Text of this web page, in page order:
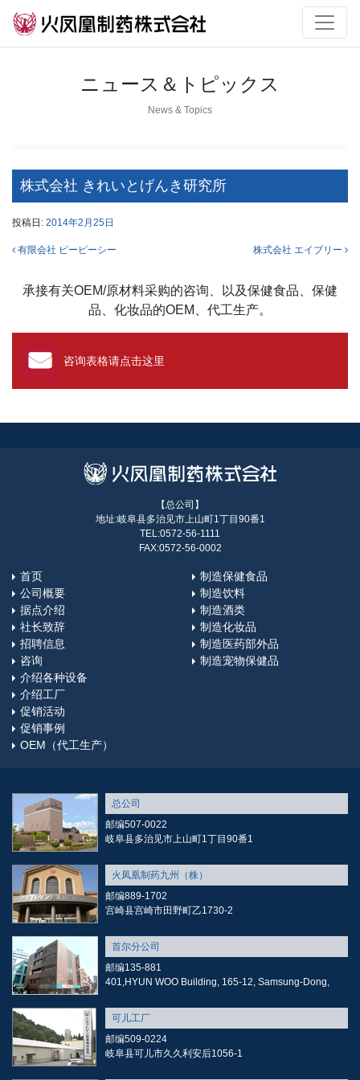
ニュース＆トピックス
News & Topics
株式会社 きれいとげんき研究所
投稿日: 2014年2月25日
投稿ナビゲーション
有限会社 ピーピーシー 株式会社 エイブリー
承接有关OEM/原材料采购的咨询、以及保健食品、保健
品、化妆品的OEM、代工生产。
咨询表格请点击这里
【总公司】
地址:岐阜县多治见市上山町1丁目90番1
TEL:0572-56-1111
FAX:0572-56-0002
首页
公司概要
据点介绍
社长致辞
招聘信息
咨询
制造保健食品
制造饮料
制造酒类
制造化妆品
制造医药部外品
制造宠物保健品
介绍各种设备
介绍工厂
促销活动
促销事例
OEM（代工生产）
总公司
邮编507-0022
岐阜县多治见市上山町1丁目90番1
火凤凰制药九州（株）
邮编889-1702
宫崎县宫崎市田野町乙1730-2
首尔分公司
邮编135-881
401,HYUN WOO Building, 165-12, Samsung-Dong,
可儿工厂
邮编509-0224
岐阜县可儿市久久利安后1056-1